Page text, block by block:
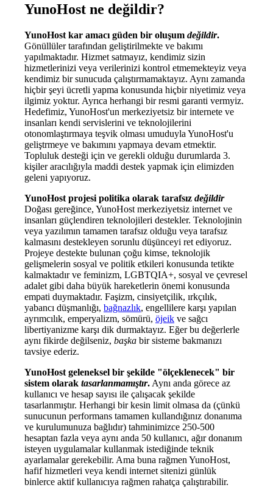
YunoHost ne değildir?
YunoHost kar amacı güden bir oluşum değildir.
Gönüllüler tarafından geliştirilmekte ve bakımı
yapılmaktadır. Hizmet satmayız, kendimiz sizin
hizmetlerinizi veya verilerinizi kontrol etmemekteyiz veya
kendimiz bir sunucuda çalıştırmamaktayız. Aynı zamanda
hiçbir şeyi ücretli yapma konusunda hiçbir niyetimiz veya
ilgimiz yoktur. Ayrıca herhangi bir resmi garanti vermyiz.
Hedefimiz, YunoHost'un merkeziyetsiz bir internete ve
insanları kendi servislerini ve teknolojilerini
otonomlaştırmaya teşvik olması umuduyla YunoHost'u
geliştrmeye ve bakımını yapmaya devam etmektir.
Topluluk desteği için ve gerekli olduğu durumlarda 3.
kişiler aracılığıyla maddi destek yapmak için elimizden
geleni yapıyoruz.
YunoHost projesi politika olarak tarafsız değildir
Doğası gereğince, YunoHost merkeziyetsiz internet ve
insanları güçlendiren teknolojileri destekler. Teknolojinin
veya yazılımın tamamen tarafsız olduğu veya tarafsız
kalmasını destekleyen sorunlu düşünceyi ret ediyoruz.
Projeye destekte bulunan çoğu kimse, teknolojik
gelişmelerin sosyal ve politik etkileri konusunda tetikte
kalmaktadır ve feminizm, LGBTQIA+, sosyal ve çevresel
adalet gibi daha büyük hareketlerin önemi konusunda
empati duymaktadır. Faşizm, cinsiyetçilik, ırkçılık,
yabancı düşmanlığı, bağnazlık, engellilere karşı yapılan
ayrımcılık, emperyalizm, sömürü, öjeik ve sağcı
libertiyanizme karşı dik durmaktayız. Eğer bu değerlerle
aynı fikirde değilseniz, başka bir sisteme bakmanızı
tavsiye ederiz.
YunoHost geleneksel bir şekilde "ölçeklenecek" bir
sistem olarak tasarlanmamıştır. Aynı anda görece az
kullanıcı ve hesap sayısı ile çalışacak şekilde
tasarlanmıştır. Herhangi bir kesin limit olmasa da (çünkü
sunucunun performans tamamen kullandığınız donanıma
ve kurulumunuza bağlıdır) tahminimizce 250-500
hesaptan fazla veya aynı anda 50 kullanıcı, ağır donanım
isteyen uygulamalar kullanmak istediğinde teknik
ayarlamalar gerekebilir. Ama buna rağmen YunoHost,
hafif hizmetleri veya kendi internet sitenizi günlük
binlerce aktif kullanıcıya rağmen rahatça çalıştırabilir.